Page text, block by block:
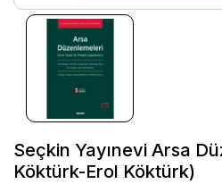
Seçkin Yayınevi Arsa
Köktürk-Erol Köktürk)